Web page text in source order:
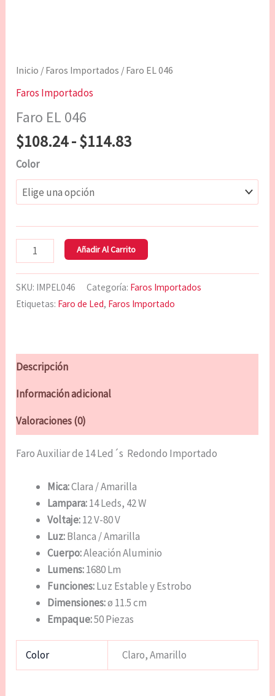
Inicio / Faros Importados / Faro EL 046
Faros Importados
Faro EL 046
$108.24-$114.83
Color
Añadir Al Carrito
SKU: IMPEL046 Categoría: Faros Importados
Etiquetas: Faro de Led, Faros Importado
Descripción
Información adicional
Valoraciones (0)
Faro Auxiliar de 14 Led´s Redondo Importado
Mica:Clara / Amarilla
Lampara:14 Leds, 42 W
Voltaje:12 V-80 V
Luz:Blanca / Amarilla
Cuerpo:Aleación Aluminio
Lumens:1680 Lm
Funciones:Luz Estable y Estrobo
Dimensiones:ø 11.5 cm
Empaque:50 Piezas
Color Claro, Amarillo